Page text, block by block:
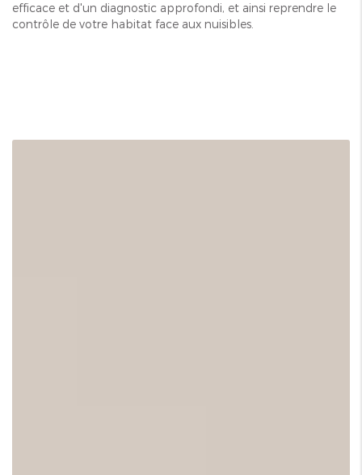
efficace et d'un diagnostic approfondi, et ainsi reprendre le
contrôle de votre habitat face aux nuisibles.